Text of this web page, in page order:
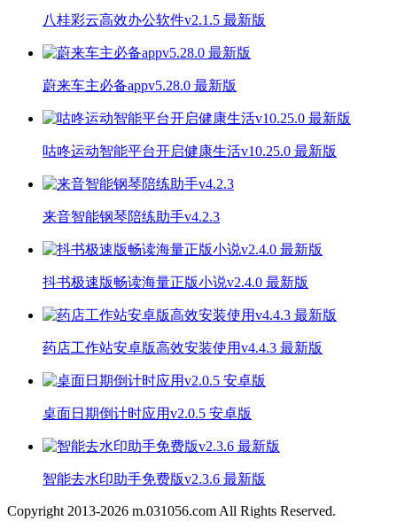
八桂彩云高效办公软件v2.1.5 最新版
蔚来车主必备appv5.28.0 最新版
咕咚运动智能平台开启健康生活v10.25.0 最新版
来音智能钢琴陪练助手v4.2.3
抖书极速版畅读海量正版小说v2.4.0 最新版
药店工作站安卓版高效安装使用v4.4.3 最新版
桌面日期倒计时应用v2.0.5 安卓版
智能去水印助手免费版v2.3.6 最新版
Copyright 2013-2026 m.031056.com All Rights Reserved.